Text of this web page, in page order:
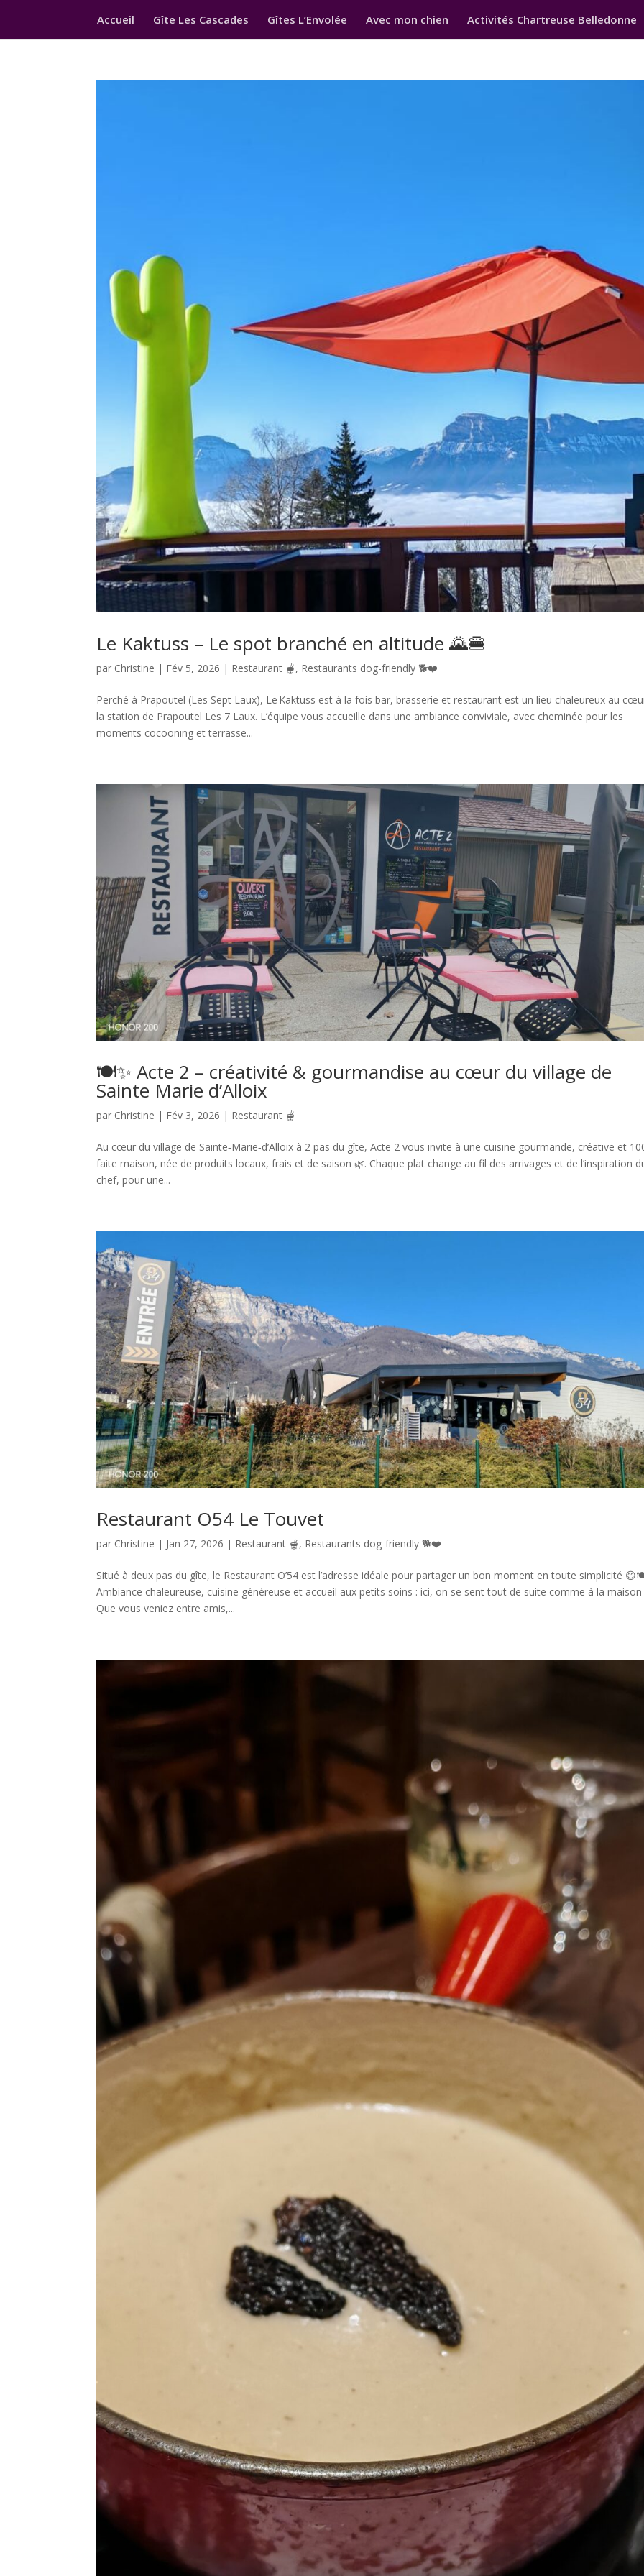
Accueil Gîte Les Cascades Gîtes L’Envolée Avec mon chien Activités Chartreuse Belledonne
Le Kaktuss – Le spot branché en altitude 🌄🍔
par Christine | Fév 5, 2026 | Restaurant 🫕, Restaurants dog-friendly 🐕❤️
Perché à Prapoutel (Les Sept Laux), Le Kaktuss est à la fois bar, brasserie et restaurant est un lieu chaleureux au
la station de Prapoutel Les 7 Laux. L’équipe vous accueille dans une ambiance conviviale, avec cheminée pour les
moments cocooning et terrasse...
🍽️✨ Acte 2 – créativité & gourmandise au cœur du village de
Sainte Marie d’Alloix
par Christine | Fév 3, 2026 | Restaurant 🫕
Au cœur du village de Sainte‑Marie‑d’Alloix à 2 pas du gîte, Acte 2 vous invite à une cuisine gourmande, créative et
faite maison, née de produits locaux, frais et de saison 🌿. Chaque plat change au fil des arrivages et de l’inspiration
chef, pour une...
Restaurant O54 Le Touvet
par Christine | Jan 27, 2026 | Restaurant 🫕, Restaurants dog-friendly 🐕❤️
Situé à deux pas du gîte, le Restaurant O’54 est l’adresse idéale pour partager un bon moment en toute simplicité
Ambiance chaleureuse, cuisine généreuse et accueil aux petits soins : ici, on se sent tout de suite comme à la maison
Que vous veniez entre amis,...